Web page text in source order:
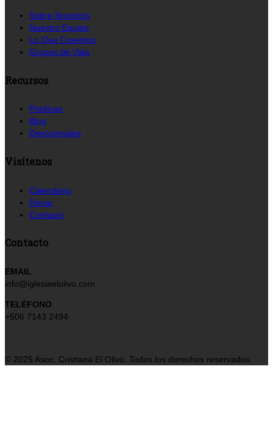
Sobre Nosotros
Nuestro Equipo
Lo Que Creemos
Grupos de Vida
Recursos
Prédicas
Blog
Devocionales
Visítenos
Calendario
Donar
Contacto
Contacto
EMAIL
info@iglesiaelolivo.com
TELÉFONO
+506 7143 2494
© 2025 Asoc. Cristiana El Olivo. Todos los derechos reservados.